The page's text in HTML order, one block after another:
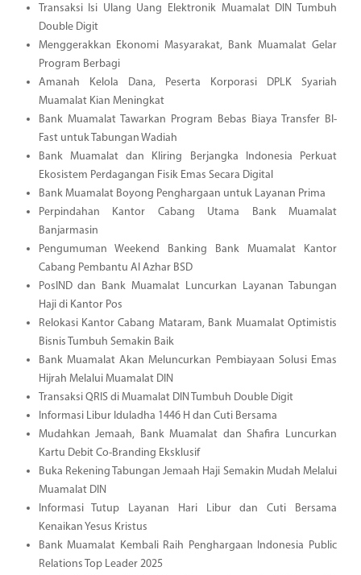
Transaksi Isi Ulang Uang Elektronik Muamalat DIN Tumbuh
Double Digit
Menggerakkan Ekonomi Masyarakat, Bank Muamalat Gelar
Program Berbagi
Amanah Kelola Dana, Peserta Korporasi DPLK Syariah
Muamalat Kian Meningkat
Bank Muamalat Tawarkan Program Bebas Biaya Transfer BI-
Fast untuk Tabungan Wadiah
Bank Muamalat dan Kliring Berjangka Indonesia Perkuat
Ekosistem Perdagangan Fisik Emas Secara Digital
Bank Muamalat Boyong Penghargaan untuk Layanan Prima
Perpindahan Kantor Cabang Utama Bank Muamalat
Banjarmasin
Pengumuman Weekend Banking Bank Muamalat Kantor
Cabang Pembantu Al Azhar BSD
PosIND dan Bank Muamalat Luncurkan Layanan Tabungan
Haji di Kantor Pos
Relokasi Kantor Cabang Mataram, Bank Muamalat Optimistis
Bisnis Tumbuh Semakin Baik
Bank Muamalat Akan Meluncurkan Pembiayaan Solusi Emas
Hijrah Melalui Muamalat DIN
Transaksi QRIS di Muamalat DIN Tumbuh Double Digit
Informasi Libur Iduladha 1446 H dan Cuti Bersama
Mudahkan Jemaah, Bank Muamalat dan Shafira Luncurkan
Kartu Debit Co-Branding Eksklusif
Buka Rekening Tabungan Jemaah Haji Semakin Mudah Melalui
Muamalat DIN
Informasi Tutup Layanan Hari Libur dan Cuti Bersama
Kenaikan Yesus Kristus
Bank Muamalat Kembali Raih Penghargaan Indonesia Public
Relations Top Leader 2025